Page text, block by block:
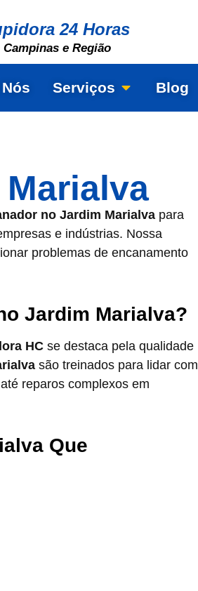
24 Horas
e Região
Serviços Blog
no Jardim Marialva para
e indústrias. Nossa
problemas de encanamento
Jardim Marialva?
HC se destaca pela qualidade
são treinados para lidar com
reparos complexos em
Que